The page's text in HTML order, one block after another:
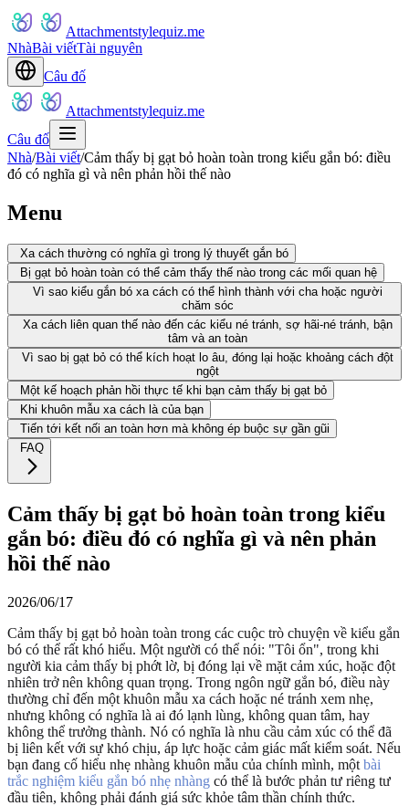
Attachmentstylequiz.me
NhàBài viếtTài nguyên
Câu đố
Attachmentstylequiz.me
Câu đố
Nhà/Bài viết/Cảm thấy bị gạt bỏ hoàn toàn trong kiểu gắn bó: điều
đó có nghĩa gì và nên phản hồi thế nào
Menu
Xa cách thường có nghĩa gì trong lý thuyết gắn bó
Bị gạt bỏ hoàn toàn có thể cảm thấy thế nào trong các mối quan hệ
Vì sao kiểu gắn bó xa cách có thể hình thành với cha hoặc người
chăm sóc
Xa cách liên quan thế nào đến các kiểu né tránh, sợ hãi-né tránh, bận
tâm và an toàn
Vì sao bị gạt bỏ có thể kích hoạt lo âu, đóng lại hoặc khoảng cách đột
ngột
Một kế hoạch phản hồi thực tế khi bạn cảm thấy bị gạt bỏ
Khi khuôn mẫu xa cách là của bạn
Tiến tới kết nối an toàn hơn mà không ép buộc sự gần gũi
FAQ
Cảm thấy bị gạt bỏ hoàn toàn trong kiểu
gắn bó: điều đó có nghĩa gì và nên phản
hồi thế nào
2026/06/17
Cảm thấy bị gạt bỏ hoàn toàn trong các cuộc trò chuyện về kiểu gắn
bó có thể rất khó hiểu. Một người có thể nói: "Tôi ổn", trong khi
người kia cảm thấy bị phớt lờ, bị đóng lại về mặt cảm xúc, hoặc đột
nhiên trở nên không quan trọng. Trong ngôn ngữ gắn bó, điều này
thường chỉ đến một khuôn mẫu xa cách hoặc né tránh xem nhẹ,
nhưng không có nghĩa là ai đó lạnh lùng, không quan tâm, hay
không thể trưởng thành. Nó có nghĩa là nhu cầu cảm xúc có thể đã
bị liên kết với sự khó chịu, áp lực hoặc cảm giác mất kiểm soát. Nếu
bạn đang cố hiểu nhẹ nhàng khuôn mẫu của chính mình, một bài
trắc nghiệm kiểu gắn bó nhẹ nhàng có thể là bước phản tư riêng tư
đầu tiên, không phải đánh giá sức khỏe tâm thần chính thức.